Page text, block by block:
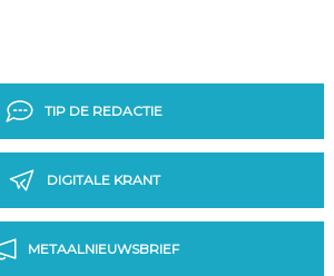
TIP DE REDACTIE
DIGITALE KRANT
METAALNIEUWSBRIEF